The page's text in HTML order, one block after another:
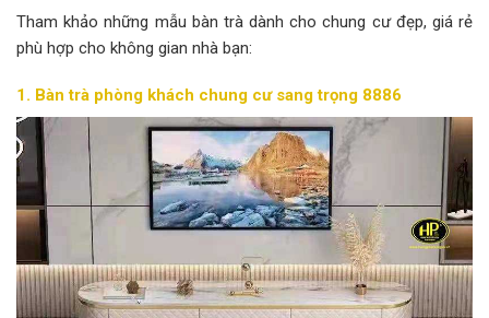
Tham khảo những mẫu bàn trà dành cho chung cư đẹp, giá rẻ
phù hợp cho không gian nhà bạn:
1. Bàn trà phòng khách chung cư sang trọng 8886